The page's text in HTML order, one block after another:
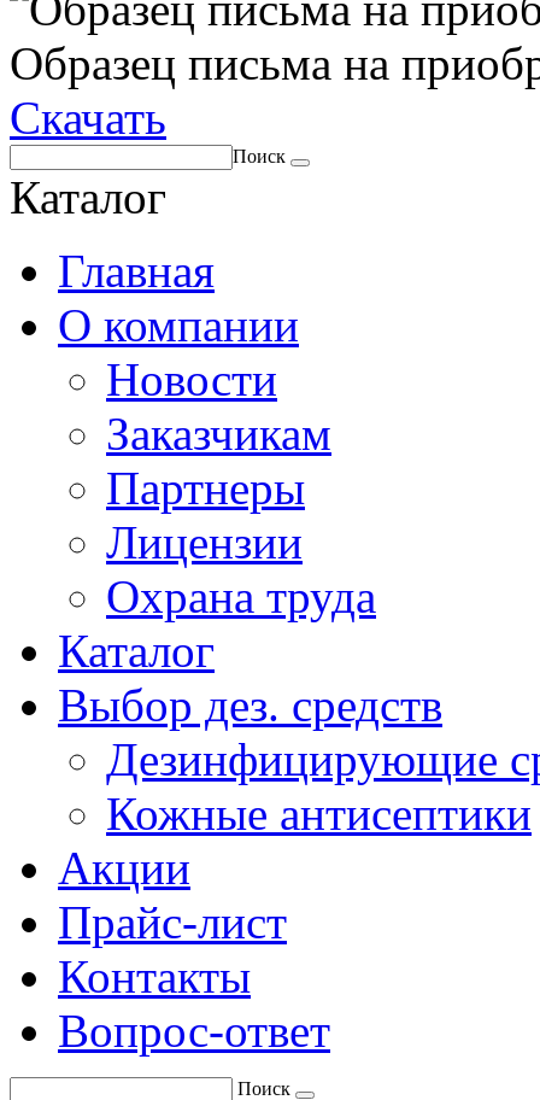
Образец письма на
Скачать
Поиск
Каталог
Главная
О компании
Новости
Заказчикам
Партнеры
Лицензии
Охрана труда
Каталог
Выбор дез. средств
Дезинфицирующие
Кожные антисептики
Акции
Прайс-лист
Контакты
Вопрос-ответ
Поиск